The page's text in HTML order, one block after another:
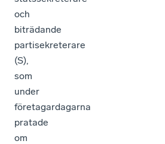
och
biträdande
partisekreterare
(S),
som
under
företagardagarna
pratade
om